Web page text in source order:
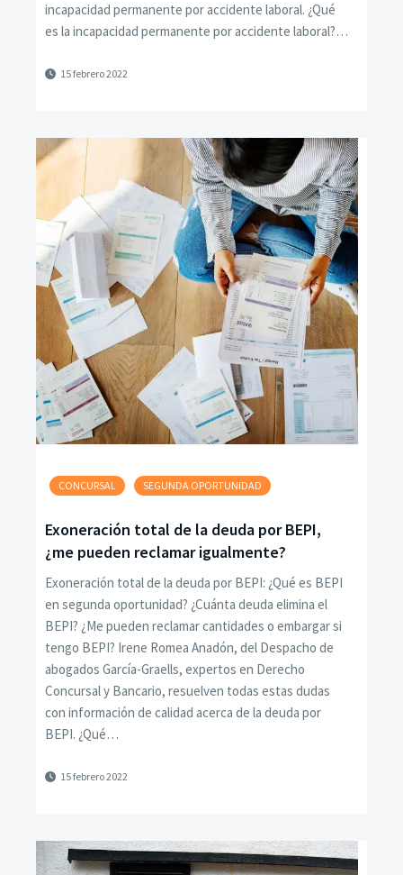
incapacidad permanente por accidente laboral. ¿Qué
es la incapacidad permanente por accidente laboral?…
15 febrero 2022
CONCURSAL SEGUNDA OPORTUNIDAD
Exoneración total de la deuda por BEPI,
¿me pueden reclamar igualmente?
Exoneración total de la deuda por BEPI: ¿Qué es BEPI
en segunda oportunidad? ¿Cuánta deuda elimina el
BEPI? ¿Me pueden reclamar cantidades o embargar si
tengo BEPI? Irene Romea Anadón, del Despacho de
abogados García-Graells, expertos en Derecho
Concursal y Bancario, resuelven todas estas dudas
con información de calidad acerca de la deuda por
BEPI. ¿Qué…
15 febrero 2022